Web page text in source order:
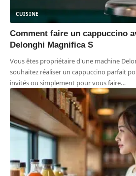
CUISINE
Comment faire un cappuccino
Delonghi Magnifica S
Vous êtes propriétaire d'une machine
souhaitez réaliser un cappuccino parfait
invités ou simplement pour vous faire…